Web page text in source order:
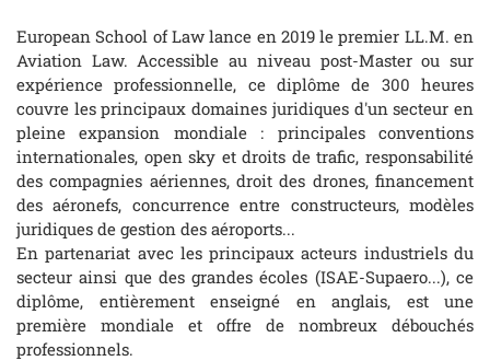
European School of Law lance en 2019 le premier LL.M. en
Aviation Law. Accessible au niveau post-Master ou sur
expérience professionnelle, ce diplôme de 300 heures
couvre les principaux domaines juridiques d'un secteur en
pleine expansion mondiale : principales conventions
internationales, open sky et droits de trafic, responsabilité
des compagnies aériennes, droit des drones, financement
des aéronefs, concurrence entre constructeurs, modèles
juridiques de gestion des aéroports...
En partenariat avec les principaux acteurs industriels du
secteur ainsi que des grandes écoles (ISAE-Supaero...), ce
diplôme, entièrement enseigné en anglais, est une
première mondiale et offre de nombreux débouchés
professionnels.